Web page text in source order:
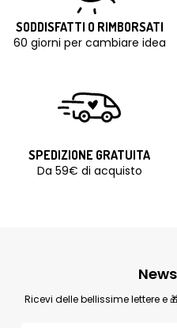
SODDISFATTI O RIMBORSATI
60 giorni per cambiare idea
SPEDIZIONE GRATUITA
Da 59€ di acquisto
Ricevi delle bellissime lettere e